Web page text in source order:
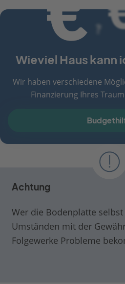
Wieviel Haus kann
Wir haben verschiedene
Finanzierung Ihres
Achtung
Wer die Bodenplatte
Umständen mit der
Folgewerke Probleme